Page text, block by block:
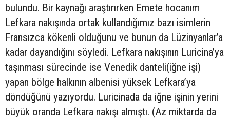
bulundu. Bir kaynağı araştırırken Emete hocanım
Lefkara nakışında ortak kullandığımız bazı isimlerin
Fransızca kökenli olduğunu ve bunun da Lüzinyanlar’a
kadar dayandığını söyledi. Lefkara nakışının Luricina’ya
taşınması sürecinde ise Venedik danteli(iğne işi)
yapan bölge halkının albenisi yüksek Lefkara’ya
döndüğünü yazıyordu. Luricinada da iğne işinin yerini
büyük oranda Lefkara nakışı almıştı. (Az miktarda da